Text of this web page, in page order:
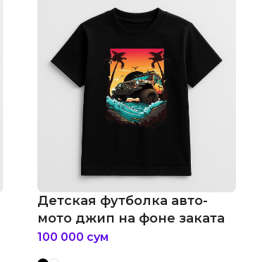
Детская футболка авто-
мото джип на фоне заката
100 000 сум